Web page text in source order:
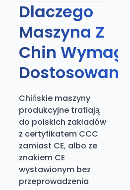
Dlaczego
Maszyna Z
Chin
Chińskie maszyny
produkcyjne trafiają
do polskich zakładów
z certyfikatem CCC
zamiast CE, albo ze
znakiem CE
wystawionym bez
przeprowadzenia